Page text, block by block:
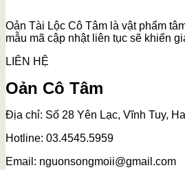
Oản Tài Lộc Cô Tâm là vật phẩm
mẫu mã cập nhật liên tục sẽ khiến
LIÊN HỆ
Oản Cô Tâm
Địa chỉ: Số 28 Yên Lạc, Vĩnh Tuy,
Hotline: 03.4545.5959
Email: nguonsongmoii@gmail.com